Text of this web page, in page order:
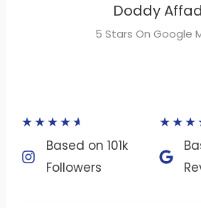
★★★★★
Based on 101k
Followers​
★★★